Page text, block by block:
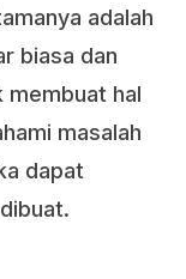
adalah
biasa dan
membuat hal
masalah
dapat